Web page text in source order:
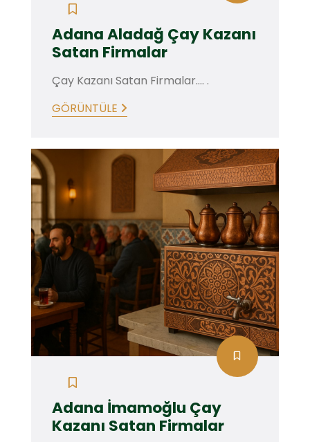
Adana Aladağ Çay Kazanı
Satan Firmalar
Çay Kazanı Satan Firmalar.... .
GÖRÜNTÜLE
Adana İmamoğlu Çay
Kazanı Satan Firmalar